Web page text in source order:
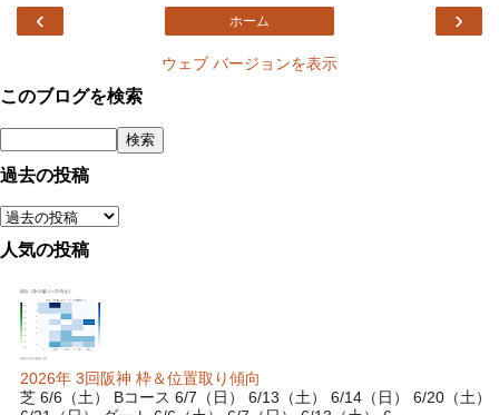
‹ ›
ホーム
ウェブ バージョンを表示
このブログを検索
過去の投稿
人気の投稿
2026年 3回阪神 枠＆位置取り傾向
芝 6/6（土） Bコース 6/7（日） 6/13（土） 6/14（日） 6/20（土）